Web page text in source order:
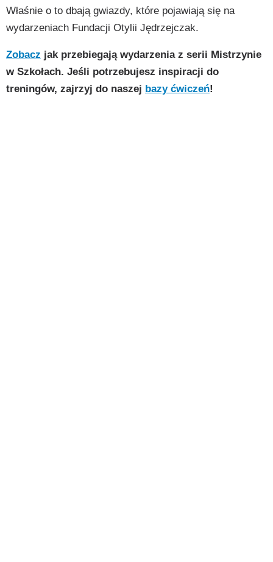
Właśnie o to dbają gwiazdy, które pojawiają się na
wydarzeniach Fundacji Otylii Jędrzejczak.
Zobacz jak przebiegają wydarzenia z serii Mistrzynie
w Szkołach. Jeśli potrzebujesz inspiracji do
treningów, zajrzyj do naszej bazy ćwiczeń!